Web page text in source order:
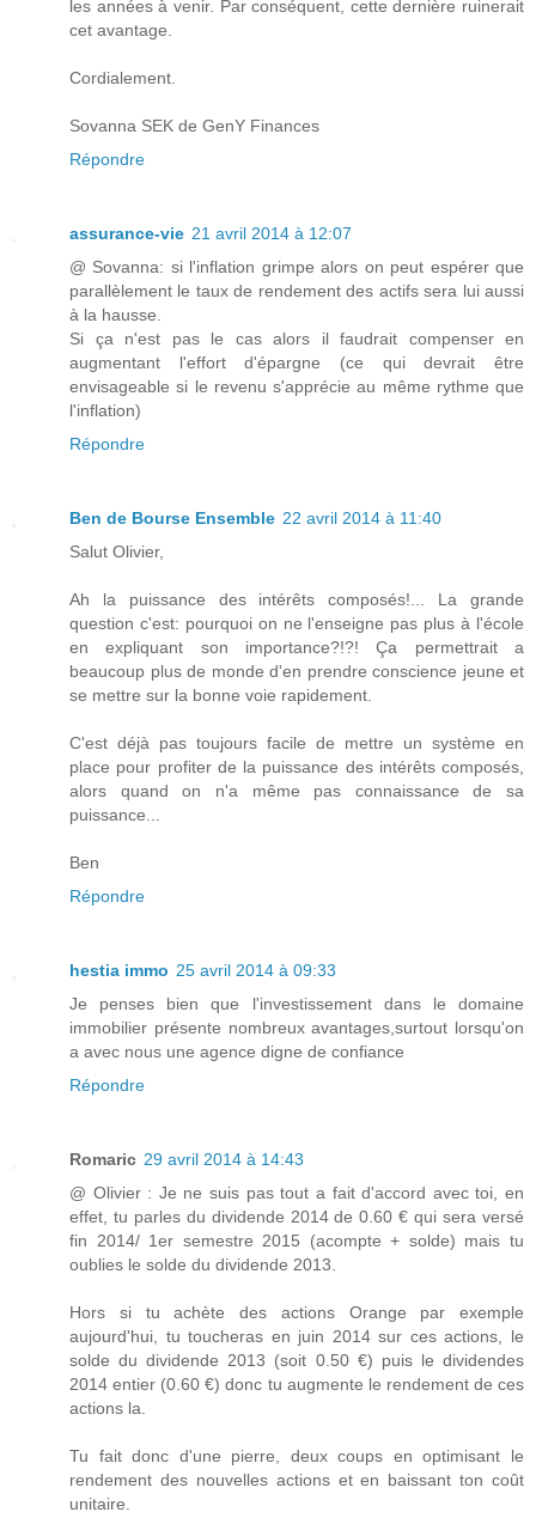
les années à venir. Par conséquent, cette dernière ruinerait
cet avantage.
Cordialement.
Sovanna SEK de GenY Finances
Répondre
assurance-vie 21 avril 2014 à 12:07
@ Sovanna: si l'inflation grimpe alors on peut espérer que
parallèlement le taux de rendement des actifs sera lui aussi
à la hausse.
Si ça n'est pas le cas alors il faudrait compenser en
augmentant l'effort d'épargne (ce qui devrait être
envisageable si le revenu s'apprécie au même rythme que
l'inflation)
Répondre
Ben de Bourse Ensemble 22 avril 2014 à 11:40
Salut Olivier,
Ah la puissance des intérêts composés!... La grande
question c'est: pourquoi on ne l'enseigne pas plus à l'école
en expliquant son importance?!?! Ça permettrait a
beaucoup plus de monde d'en prendre conscience jeune et
se mettre sur la bonne voie rapidement.
C'est déjà pas toujours facile de mettre un système en
place pour profiter de la puissance des intérêts composés,
alors quand on n'a même pas connaissance de sa
puissance...
Ben
Répondre
hestia immo 25 avril 2014 à 09:33
Je penses bien que l'investissement dans le domaine
immobilier présente nombreux avantages,surtout lorsqu'on
a avec nous une agence digne de confiance
Répondre
Romaric 29 avril 2014 à 14:43
@ Olivier : Je ne suis pas tout a fait d'accord avec toi, en
effet, tu parles du dividende 2014 de 0.60 € qui sera versé
fin 2014/ 1er semestre 2015 (acompte + solde) mais tu
oublies le solde du dividende 2013.
Hors si tu achète des actions Orange par exemple
aujourd'hui, tu toucheras en juin 2014 sur ces actions, le
solde du dividende 2013 (soit 0.50 €) puis le dividendes
2014 entier (0.60 €) donc tu augmente le rendement de ces
actions la.
Tu fait donc d'une pierre, deux coups en optimisant le
rendement des nouvelles actions et en baissant ton coût
unitaire.